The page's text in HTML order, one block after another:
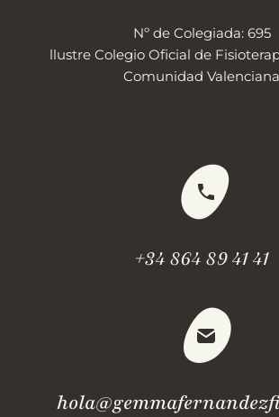
Nº de Colegiada: 695
llustre Colegio Oficial de
Comunidad Valenciana
+34 864 89 41 41